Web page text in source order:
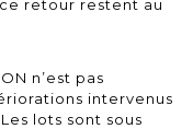
retour restent au
n’est pas
intervenus
lots sont sous